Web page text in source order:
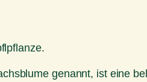
genannt, ist eine